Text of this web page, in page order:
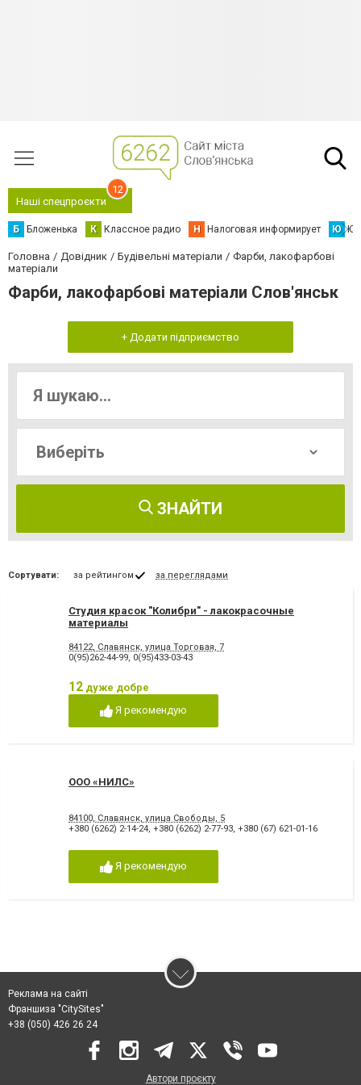
Наші спецпроєкти
12
Б Бложенька К Классное радио Н Налоговая информирует Ю
Головна Довідник Будівельні матеріали
Фарби, лакофарбові
матеріали
Фарби, лакофарбові матеріали Слов'янськ
+ Додати підприємство
ЗНАЙТИ
Сортувати: за рейтингом за переглядами
Студия красок "Колибри" - лакокрасочные
материалы
84122, Славянск, улица Торговая, 7
0(95)262-44-99, 0(95)433-03-43
12 дуже добре
Я рекомендую
ООО «НИЛС»
84100, Славянск, улица Свободы, 5
+380 (6262) 2-14-24, +380 (6262) 2-77-93, +380 (67) 621-01-16
Я рекомендую
Реклама на сайті
Франшиза "CitySites"
+38 (050) 426 26 24
Автори проєкту